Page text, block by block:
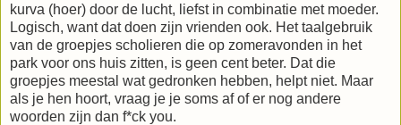
kurva (hoer) door de lucht, liefst in combinatie met moeder.
Logisch, want dat doen zijn vrienden ook. Het taalgebruik
van de groepjes scholieren die op zomeravonden in het
park voor ons huis zitten, is geen cent beter. Dat die
groepjes meestal wat gedronken hebben, helpt niet. Maar
als je hen hoort, vraag je je soms af of er nog andere
woorden zijn dan f*ck you.